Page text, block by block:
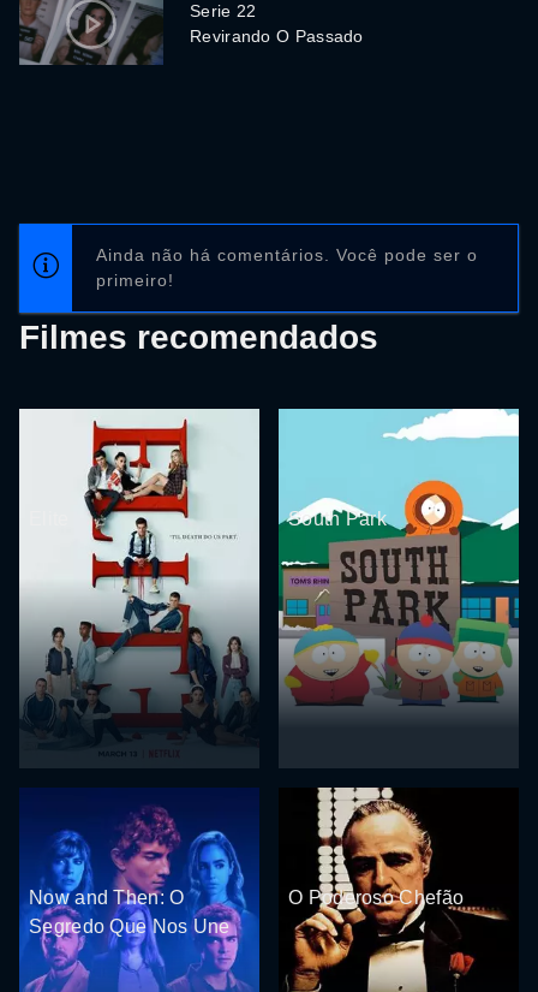
Serie 22
Revirando O Passado
Ainda não há comentários. Você pode ser o
primeiro!
Filmes recomendados
South Park
Now and Then: O
Segredo Que Nos Une
O Poderoso Chefão